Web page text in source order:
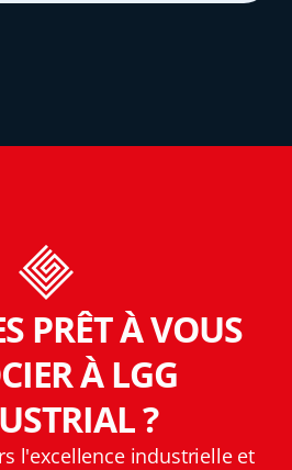
PRÊT À VOUS
À LGG
?
l'excellence industrielle et